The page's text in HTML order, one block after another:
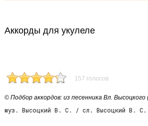
Аккорды для укулеле
157 голосов
© Подбор аккордов: из песенника Вл. Высоцкого
муз. Высоцкий В. С. / сл. Высоцкий В. С.